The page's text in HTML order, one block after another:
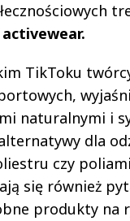
TikToku
naturalnymi i
dla
czy
się również
produkty na